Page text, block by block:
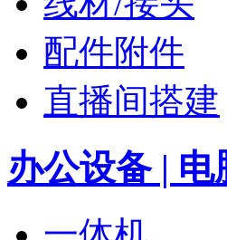
配件附件
直播间搭建
办公设备 | 电